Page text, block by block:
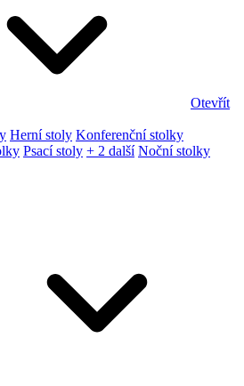
Otevřít
Herní stoly Konferenční stolky
Psací stoly + 2 další Noční stolky